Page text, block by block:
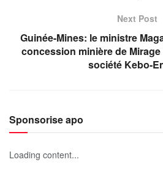
Next Post
Guinée-Mines: le ministre
concession minière de
société Kebo-
Sponsorise apo
Loading content...